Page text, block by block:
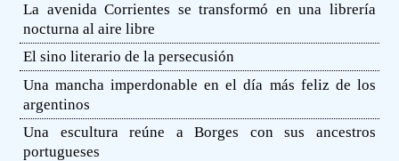
La avenida Corrientes se transformó en una librería
nocturna al aire libre
El sino literario de la persecusión
Una mancha imperdonable en el día más feliz de los
argentinos
Una escultura reúne a Borges con sus ancestros
portugueses